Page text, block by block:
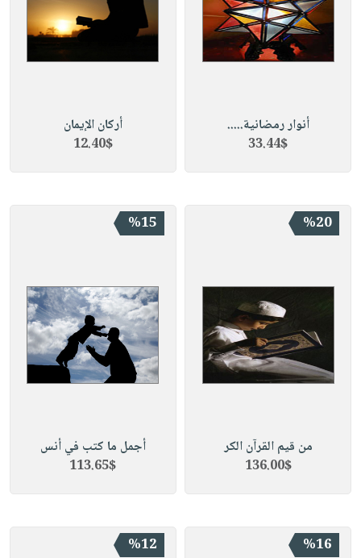
أنوار رمضانية.....
33.44$
أركان الإيمان
12.40$
%20
من قيم القرآن الكر
136.00$
%15
أجمل ما كتب في أنس
113.65$
%16
%12